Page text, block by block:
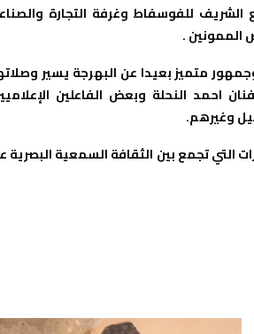
للفوسفاط وغرفة التجارة
الممونين .
متميز بعيدا عن البهرجة يسير
احمد النحلة وبعض الفاعلين
وغيرهم.
التي تجمع بين الثقافة السمعية البصرية